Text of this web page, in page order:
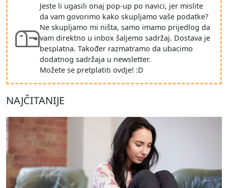
Jeste li ugasili onaj pop-up po navici, jer mislite
da vam govorimo kako skupljamo vaše podatke?
Ne skupljamo mi ništa, samo imamo prijedlog da
vam direktno u inbox šaljemo sadržaj. Dostava je
besplatna. Također razmatramo da ubacimo
dodatnog sadržaja u newsletter.
Možete se pretplatiti ovdje! :D
NAJČITANIJE